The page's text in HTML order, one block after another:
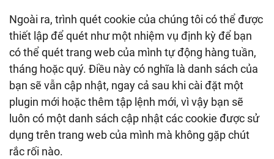
Ngoài ra, trình quét cookie của chúng tôi có thể được
thiết lập để quét như một nhiệm vụ định kỳ để bạn
có thể quét trang web của mình tự động hàng tuần,
tháng hoặc quý. Điều này có nghĩa là danh sách của
bạn sẽ vẫn cập nhật, ngay cả sau khi cài đặt một
plugin mới hoặc thêm tập lệnh mới, vì vậy bạn sẽ
luôn có một danh sách cập nhật các cookie được sử
dụng trên trang web của mình mà không gặp chút
rắc rối nào.